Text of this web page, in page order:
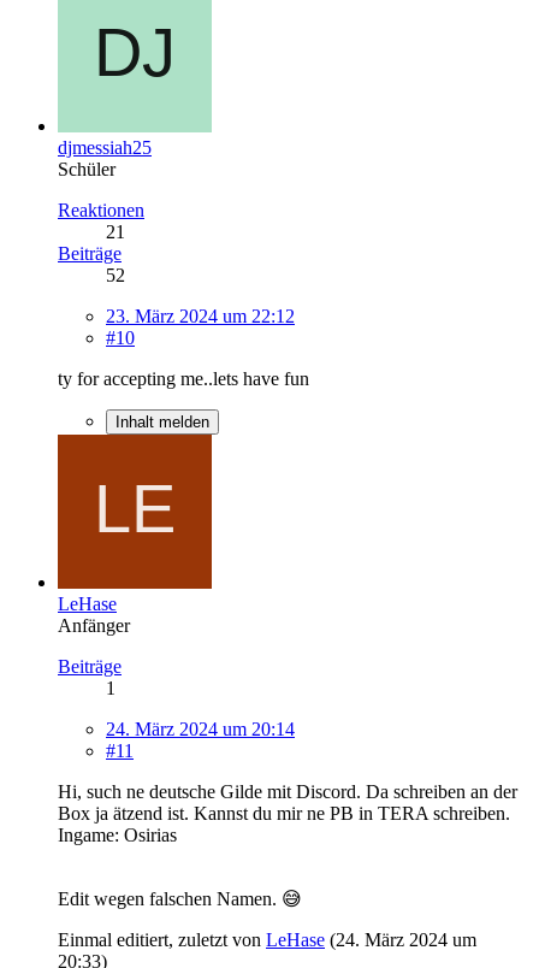
djmessiah25
Schüler
Reaktionen
21
Beiträge
52
23. März 2024 um 22:12
#10
ty for accepting me..lets have fun
Inhalt melden
LeHase
Anfänger
Beiträge
1
24. März 2024 um 20:14
#11
Hi, such ne deutsche Gilde mit Discord. Da schreiben an der
Box ja ätzend ist. Kannst du mir ne PB in TERA schreiben.
Ingame: Osirias
Edit wegen falschen Namen. 😅
Einmal editiert, zuletzt von LeHase (24. März 2024 um
20:33)